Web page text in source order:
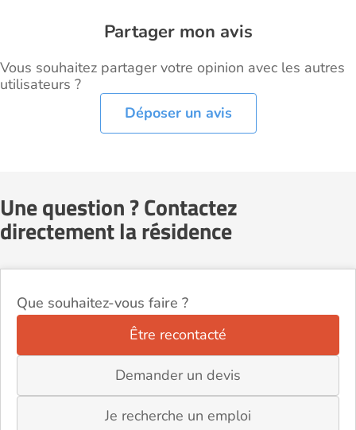
Partager mon avis
Vous souhaitez partager votre opinion avec les autres
utilisateurs ?
Déposer un avis
Une question ? Contactez
directement la résidence
Que souhaitez-vous faire ?
Être recontacté
Demander un devis
Je recherche un emploi